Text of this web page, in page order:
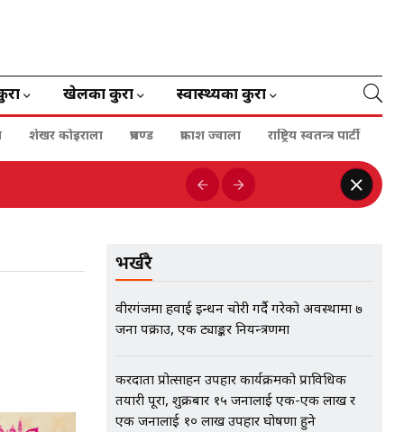
खेलका कुरा स्वास्थ्यका कुरा
शेखर कोइराला प्रचण्ड प्रकाश ज्वाला राष्ट्रिय स्वतन्त्र पार्टी
भर्खरै
वीरगंजमा हवाई इन्धन चोरी गर्दै गरेको अवस्थामा ७
जना पक्राउ, एक ट्याङ्कर नियन्त्रणमा
करदाता प्रोत्साहन उपहार कार्यक्रमको प्राविधिक
तयारी पूरा, शुक्रबार १५ जनालाई एक-एक लाख र
एक जनालाई १० लाख उपहार घोषणा हुने